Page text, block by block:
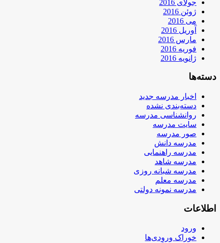
جولای 2016
ژوئن 2016
می 2016
آوریل 2016
مارس 2016
فوریه 2016
ژانویه 2016
دسته‌ها
اخبار مدرسه جدید
دسته‌بندی نشده
روانشناسی مدرسه
سایت مدرسه
صور مدرسه
مدرسه دانش
مدرسه راهنمایی
مدرسه شاهد
مدرسه شبانه روزی
مدرسه معلم
مدرسه نمونه دولتی
اطلاعات
ورود
خوراک ورودی‌ها